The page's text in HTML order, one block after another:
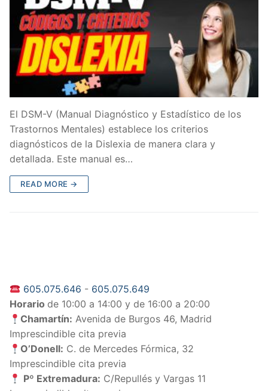
El DSM-V (Manual Diagnóstico y Estadístico de los
Trastornos Mentales) establece los criterios
diagnósticos de la Dislexia de manera clara y
detallada. Este manual es…
READ MORE →
605.075.646 - 605.075.649
Horario de 10:00 a 14:00 y de 16:00 a 20:00
Chamartín: Avenida de Burgos 46, Madrid
Imprescindible cita previa
O’Donell: C. de Mercedes Fórmica, 32
Imprescindible cita previa
Pº Extremadura: C/Repullés y Vargas 11